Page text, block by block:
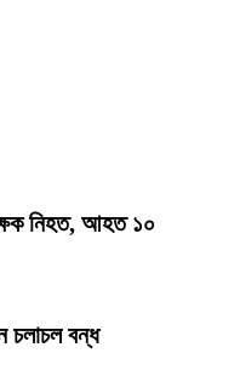
নিহত, আহত ১০
চলাচল বন্ধ